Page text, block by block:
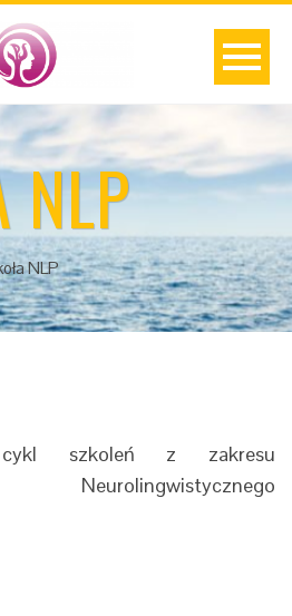
NLP
NLP
szkoleń z zakresu
Neurolingwistycznego